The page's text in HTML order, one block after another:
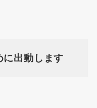
に出動します